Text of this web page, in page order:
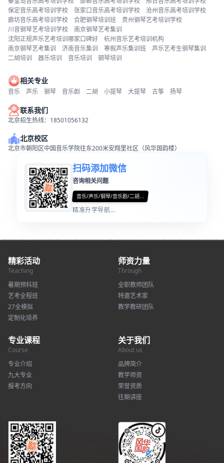
保定音乐高考培训学校
张家口音乐高考培训学校
沧州音乐高考培训学校
廊坊音乐高考培训学校
合肥钢琴培训班
贵州钢琴艺考培训学校
川音钢琴艺考培训学校
南京钢琴艺考集训
沈阳正规声乐艺考培训哪家口碑好
杭州音乐艺考培训机构
南京钢琴艺考集训
济南音乐集训 寒假声乐集训班
声乐艺考生钢琴集训
二胡培训
器乐培训 音乐培训 钢琴培训
相关专业
音乐 声乐 钢琴 音乐剧 二胡 小提琴 大提琴 古筝 扬琴
联系我们
北京招生热线：18501056132
北京校区
北京市朝阳区中国音乐学院往东200米安翔里社区（风华国韵楼）
扫码添加微信
咨询相关问题
音乐/声乐/钢琴/音乐剧/二胡...
精准升学导航...
精彩活动
Teaching
暑期预科班
艺考全程班
27全模拟
定制化培养
师资力量
Through
全职教师团队
特邀艺术家
教学教研团队
专业课程
Course
专业介绍
九大专业
报考方向
关于我们
About us
品牌简介
教学师资
荣誉资质
往期讲座